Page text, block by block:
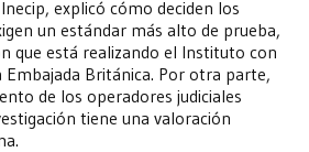
explicó cómo deciden los
un estándar más alto de prueba,
que está realizando el Instituto con
Británica. Por otra parte,
de los operadores judiciales
tiene una valoración